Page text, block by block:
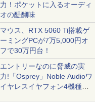
力！ポケットに入るオーディ
オの醍醐味
マウス、RTX 5060 Ti搭載ゲ
ーミングPCが7万5,000円オ
フで30万円台！
エントリーなのに脅威の実
力!「Osprey」Noble Audioワ
イヤレスイヤフォン4機種を